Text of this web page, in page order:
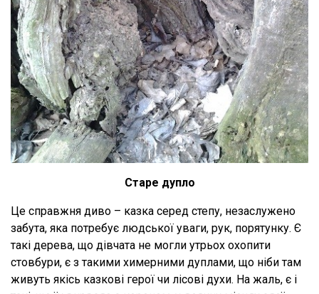
Старе дупло
Це справжня диво – казка серед степу, незаслужено
забута, яка потребує людської уваги, рук, порятунку. Є
такі дерева, що дівчата не могли утрьох охопити
стовбури, є з такими химерними дуплами, що ніби там
живуть якісь казкові герої чи лісові духи. На жаль, є і